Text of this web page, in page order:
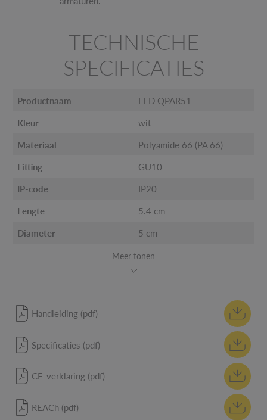
TECHNISCHE
SPECIFICATIES
Productnaam LED QPAR51
Kleur wit
Materiaal Polyamide 66 (PA 66)
Fitting GU10
IP-code IP20
Lengte 5.4 cm
Diameter 5 cm
Meer tonen
Handleiding (pdf)
Specificaties (pdf)
CE-verklaring (pdf)
REACh (pdf)